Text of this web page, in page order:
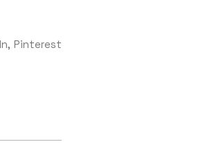
Pinterest